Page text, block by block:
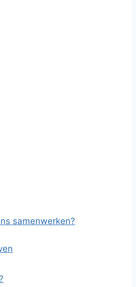
samenwerken?